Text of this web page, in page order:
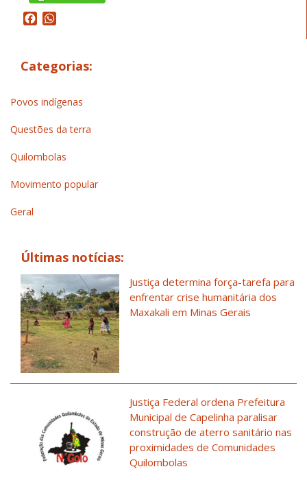
Facebook
Categorias:
Povos indígenas
Questões da terra
Quilombolas
Movimento popular
Geral
Últimas notícias:
Justiça determina força-tarefa para
enfrentar crise humanitária dos
Maxakali em Minas Gerais
Justiça Federal ordena Prefeitura
Municipal de Capelinha paralisar
construção de aterro sanitário nas
proximidades de Comunidades
Quilombolas